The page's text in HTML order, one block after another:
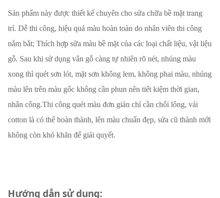
Sản phẩm này được thiết kế chuyên cho sửa chữa bề mặt trang
trí. Dễ thi công, hiệu quả màu hoàn toàn do nhân viên thi công
nắm bắt; Thích hợp sửa màu bề mặt của các loại chất liệu, vật liệu
gỗ. Sau khi sử dụng vân gỗ càng tự nhiên rõ nét, nhúng màu
xong thì quét sơn lót, mặt sơn không lem, không phai màu, nhúng
màu lên trên màu gốc không cần phun nên tiết kiệm thời gian,
nhân công.Thi công quét màu đơn giản chỉ cần chổi lông, vải
cotton là có thể hoàn thành, lên màu chuẩn đẹp, sửa cũ thành mới
không còn khó khăn để giải quyết.
Hướng dẫn sử dụng: